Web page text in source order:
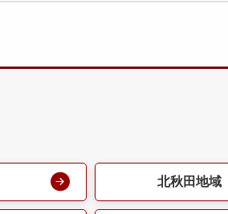
北秋田地域